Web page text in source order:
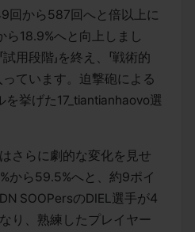
回から587回へと倍以上に
ら18.9%へと向上しまし
用段階」を終え、「戦術的
っています。迫撃砲による
挙げた17_tiantianhaovo選
さらに劇的な変化を見せ
から59.5%へと、約9ポイ
SOOPersのDIEL選手が4
り、熟練したプレイヤー